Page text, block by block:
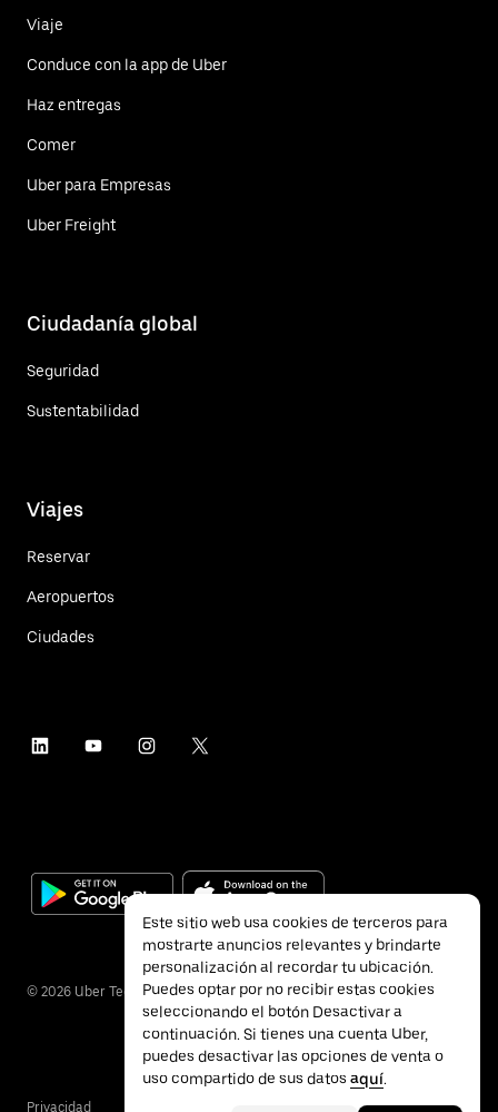
Viaje
Conduce con la app de Uber
Haz entregas
Comer
Uber para Empresas
Uber Freight
Ciudadanía global
Seguridad
Sustentabilidad
Viajes
Reservar
Aeropuertos
Ciudades
© 2026 Uber Technologies Inc.
Privacidad
Este sitio web usa cookies de terceros para
mostrarte anuncios relevantes y brindarte
personalización al recordar tu ubicación.
Puedes optar por no recibir estas cookies
seleccionando el botón Desactivar a
continuación. Si tienes una cuenta Uber,
puedes desactivar las opciones de venta o
uso compartido de sus datos aquí.